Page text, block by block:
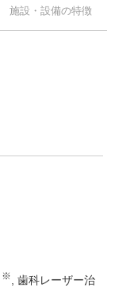
施設・設備の特徴
※
歯科レーザー治